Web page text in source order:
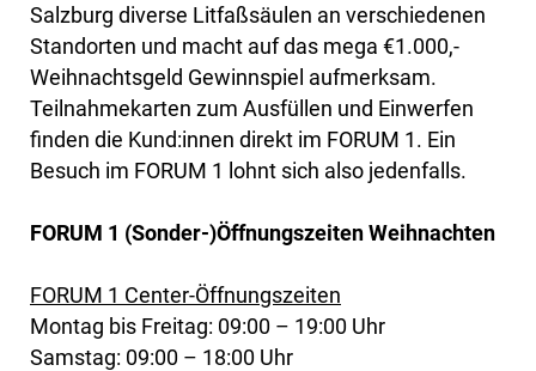
Salzburg diverse Litfaßsäulen an verschiedenen
Standorten und macht auf das mega €1.000,-
Weihnachtsgeld Gewinnspiel aufmerksam.
Teilnahmekarten zum Ausfüllen und Einwerfen
finden die Kund:innen direkt im FORUM 1. Ein
Besuch im FORUM 1 lohnt sich also jedenfalls.
FORUM 1 (Sonder-)Öffnungszeiten Weihnachten
FORUM 1 Center-Öffnungszeiten
Montag bis Freitag: 09:00 – 19:00 Uhr
Samstag: 09:00 – 18:00 Uhr